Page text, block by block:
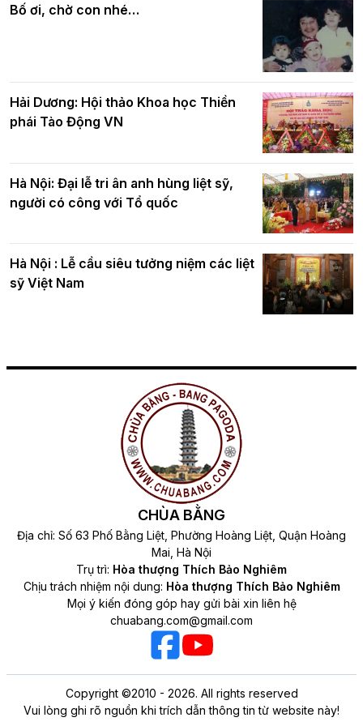
nhân mùa Phật đản PL.2570
Bố ơi, chờ con nhé…
Hải Dương: Hội thảo Khoa học Thiền
phái Tào Động VN
Hà Nội: Đại lễ tri ân anh hùng liệt sỹ,
người có công với Tổ quốc
Hà Nội : Lễ cầu siêu tưởng niệm các liệt
sỹ Việt Nam
CHÙA BẰNG
Địa chỉ: Số 63 Phố Bằng Liệt, Phường Hoàng Liệt, Quận Hoàng
Mai, Hà Nội
Trụ trì: Hòa thượng Thích Bảo Nghiêm
Chịu trách nhiệm nội dung: Hòa thượng Thích Bảo Nghiêm
Mọi ý kiến đóng góp hay gửi bài xin liên hệ
chuabang.com@gmail.com
Copyright ©2010 - 2026. All rights reserved
Vui lòng ghi rõ nguồn khi trích dẫn thông tin từ website này!